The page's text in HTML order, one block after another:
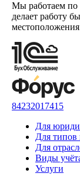
Мы работаем по
делает работу
84232017415
Для
Для типов
Для
Виды
Услуги